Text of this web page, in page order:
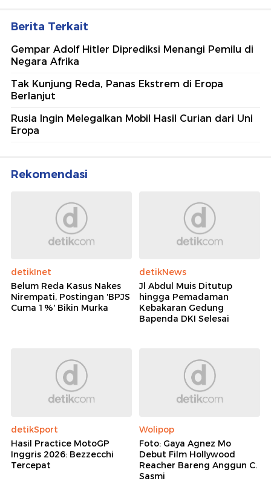
Berita Terkait
Gempar Adolf Hitler Diprediksi Menangi Pemilu di
Negara Afrika
Tak Kunjung Reda, Panas Ekstrem di Eropa
Berlanjut
Rusia Ingin Melegalkan Mobil Hasil Curian dari Uni
Eropa
Rekomendasi
detikInet
Belum Reda Kasus Nakes
Nirempati, Postingan 'BPJS
Cuma 1%' Bikin Murka
detikNews
Jl Abdul Muis Ditutup
hingga Pemadaman
Kebakaran Gedung
Bapenda DKI Selesai
detikSport
Hasil Practice MotoGP
Inggris 2026: Bezzecchi
Tercepat
Wolipop
Foto: Gaya Agnez Mo
Debut Film Hollywood
Reacher Bareng Anggun C.
Sasmi